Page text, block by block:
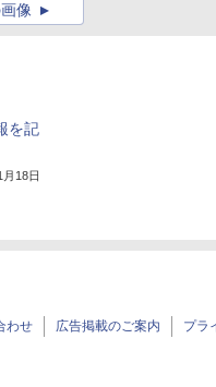
像
を記
18日
わせ 広告掲載のご案内 プラ